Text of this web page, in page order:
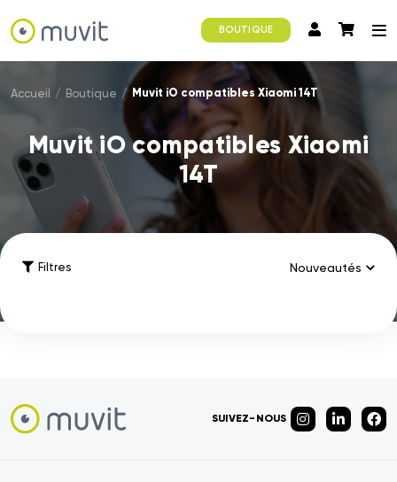
BOUTIQUE
Accueil / Boutique / Muvit iO compatibles Xiaomi 14T
Muvit iO compatibles Xiaomi
14T
Filtres
SUIVEZ-NOUS